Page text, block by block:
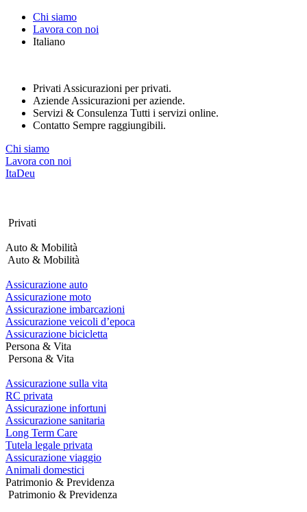
questo
Web
accessibilità.
Chi siamo
Lavora con noi
Italiano
Privati Assicurazioni per privati.
Aziende Assicurazioni per aziende.
Servizi & Consulenza Tutti i servizi online.
Contatto Sempre raggiungibili.
Chi siamo
Lavora con noi
ItaDeu
Privati
Auto & Mobilità
Auto & Mobilità
Assicurazione auto
Assicurazione moto
Assicurazione imbarcazioni
Assicurazione veicoli d’epoca
Assicurazione bicicletta
Persona & Vita
Persona & Vita
Assicurazione sulla vita
RC privata
Assicurazione infortuni
Assicurazione sanitaria
Long Term Care
Tutela legale privata
Assicurazione viaggio
Animali domestici
Patrimonio & Previdenza
Patrimonio & Previdenza